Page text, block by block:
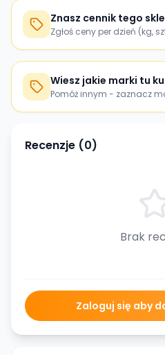
Znasz cennik tego
Zgłoś ceny per dzień (kg,
Wiesz jakie marki tu
Pomóż innym - zaznacz
Recenzje (0)
Brak
Zaloguj się aby